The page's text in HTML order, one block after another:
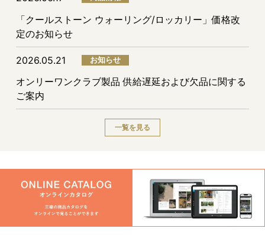
「クールストーン ウォーリング/ロッカリー」価格改
定のお知らせ
2026.05.21 お知らせ
オンリーワンクラブ製品 供給遅延および欠品に関する
ご案内
一覧を見る